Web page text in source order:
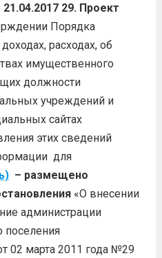
29. Проект
Порядка
расходах, об
имущественного
должности
учреждений и
сайтах
этих сведений
для
– размещено
«О внесении
администрации
поселения
02 марта 2011 года №29